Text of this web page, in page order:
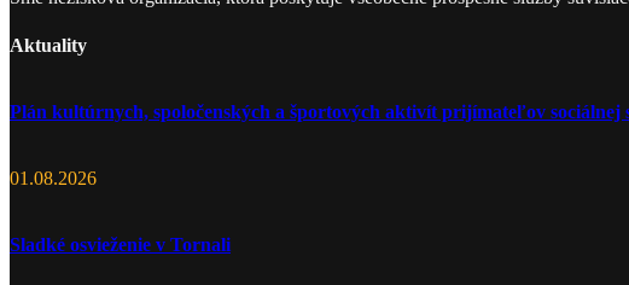
Aktuality
Plán kultúrnych, spoločenských a športových aktivít prijímateľov sociálnej
01.08.2026
Sladké osvieženie v Tornali